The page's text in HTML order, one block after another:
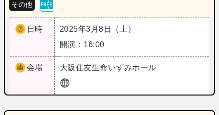
その他
日時
2025年3月8日（土）
開演：16:00
会場 大阪住友生命いずみホール